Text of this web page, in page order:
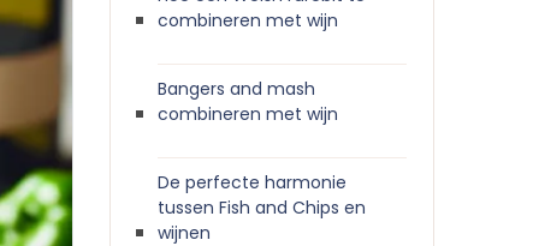
combineren met wijn
Bangers and mash
combineren met wijn
De perfecte harmonie
tussen Fish and Chips en
wijnen